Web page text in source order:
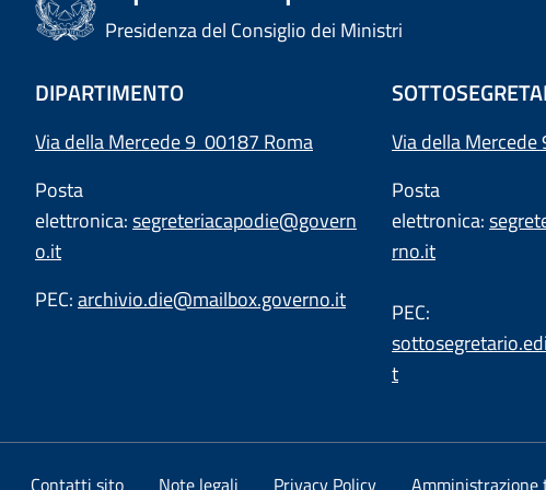
Presidenza del Consiglio dei Ministri
DIPARTIMENTO
Via della Mercede 9 00187 Roma
Posta
elettronica:segreteriacapodie@govern
o.it
PEC:archivio.die@mailbox.governo.it
Via della Mercede
Posta
elettronica:
rno.it
PEC:
t
Contatti sito Note legali Privacy Policy Amministrazione